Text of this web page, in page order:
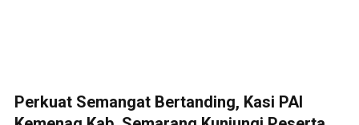
Perkuat Semangat Bertanding, Kasi PAI